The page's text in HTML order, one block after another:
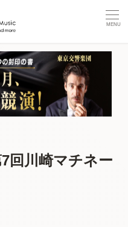
回川崎マチネー